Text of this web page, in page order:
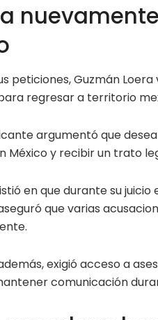
peticiones, Guzmán
regresar a territorio
argumentó que
México y recibir un trato
en que durante su juicio
que varias
exigió acceso a
comunicación